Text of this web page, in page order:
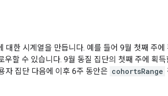
대한 시계열을 만듭니다. 예를 들어 9월 첫째 주
할 수 있습니다. 9월 동질 집단의 첫째 주에 획
자 집단 다음에 이후 6주 동안은 cohortsRange